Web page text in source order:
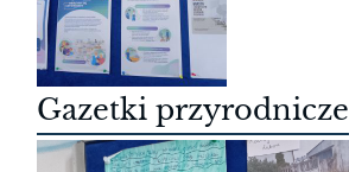
Gazetki przyrodnicze